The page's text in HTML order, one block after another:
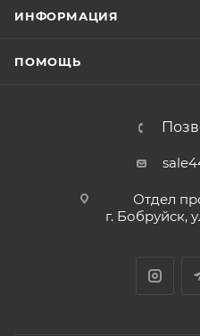
ИНФОРМАЦИЯ
ПОМОЩЬ
Отдел
г. Бобруйск,